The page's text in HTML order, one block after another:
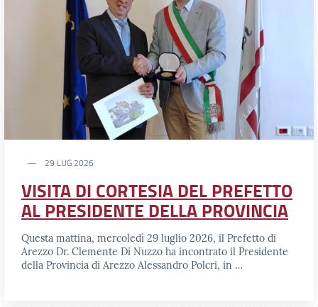
29 LUG 2026
VISITA DI CORTESIA DEL PREFETTO
AL PRESIDENTE DELLA PROVINCIA
Questa mattina, mercoledì 29 luglio 2026, il Prefetto di
Arezzo Dr. Clemente Di Nuzzo ha incontrato il Presidente
della Provincia di Arezzo Alessandro Polcri, in …